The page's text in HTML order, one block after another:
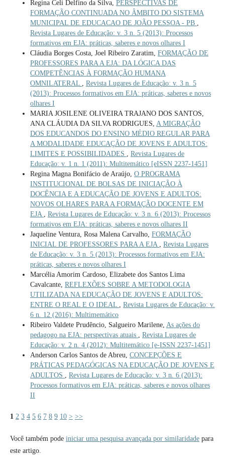
Regina Celi Delfino da Silva, PERSPECTIVAS DE
FORMAÇÃO CONTINUADA NO ÂMBITO DO SISTEMA
MUNICIPAL DE EDUCACAO DE JOÃO PESSOA - PB
Revista Lugares de Educação: v. 3 n. 5 (2013): Processos
formativos em EJA: práticas, saberes e novos olhares I
Cláudia Borges Costa, Joel Ribeiro Zaratim, FORMAÇÃO DE
PROFESSORES PARA A EJA: DA LÓGICA DAS
COMPETÊNCIAS À FORMAÇÃO HUMANA
OMNILATERAL
Revista Lugares de Educação: v. 3 n. 5
(2013): Processos formativos em EJA: práticas, saberes e novos
olhares I
MARIA JOSILENE OLIVEIRA TRAJANO DOS SANTOS,
ANA CLÁUDIA DA SILVA RODRIGUES, A MIGRAÇÃO
DOS EDUCANDOS DO ENSINO MÉDIO REGULAR PARA
A MODALIDADE EDUCAÇÃO DE JOVENS E ADULTOS:
LIMITES E POSSIBILIDADES
Revista Lugares de
Educação: v. 1 n. 1 (2011): Multitemático [eISSN 2237-1451]
Regina Magna Bonifácio de Araújo, O PROGRAMA
INSTITUCIONAL DE BOLSAS DE INICIAÇÃO À
DOCÊNCIA E A EDUCAÇÃO DE JOVENS E ADULTOS:
NOVOS OLHARES PARA A FORMAÇÃO DOCENTE EM
EJA
Revista Lugares de Educação: v. 3 n. 6 (2013): Processos
formativos em EJA: práticas, saberes e novos olhares II
Jaqueline Ventura, Rosa Malena Carvalho, FORMAÇÃO
INICIAL DE PROFESSORES PARA A EJA
Revista Lugares
de Educação: v. 3 n. 5 (2013): Processos formativos em EJA:
práticas, saberes e novos olhares I
Marcélia Amorim Cardoso, Elizabete dos Santos Lima
Cavalcante, REFLEXÕES SOBRE A METODOLOGIA
UTILIZADA NA EDUCAÇÃO DE JOVENS E ADULTOS:
ENTRE O REAL E O IDEAL
Revista Lugares de Educação: v.
6 n. 12 (2016): Multimemático
Ribeiro Valdete Prudêncio, Salgueiro Marilene, As ações do
pedagogo na EJA: perspectivas atuais
Revista Lugares de
Educação: v. 2 n. 4 (2012): Multitemático [e-ISSN 2237-1451]
Anderson Carlos Santos de Abreu, CONCEPÇÕES E
PRÁTICAS PEDAGÓGICAS NA EDUCAÇÃO DE JOVENS E
ADULTOS
Revista Lugares de Educação: v. 3 n. 6 (2013):
Processos formativos em EJA: práticas, saberes e novos olhares
II
1 2 3 4 5 6 7 8 9 10 > >>
Você também pode iniciar uma pesquisa avançada por similaridadepara
este artigo.